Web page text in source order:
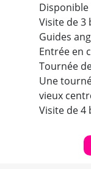
Visite de 3
Guides
Entrée en
Tournée
Une
vieux
Visite de 4